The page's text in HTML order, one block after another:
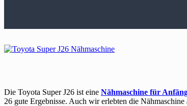
Die Toyota Super J26 ist eine Nähmaschine für
26 gute Ergebnisse. Auch wir erlebten die